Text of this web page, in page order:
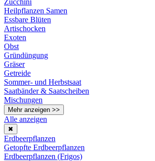
Zucchini
Heilpflanzen Samen
Essbare Blüten
Artischocken
Exoten
Obst
Gründüngung
Gräser
Getreide
Sommer- und Herbstsaat
Saatbänder & Saatscheiben
Mischungen
Mehr anzeigen >>
Alle anzeigen
✖
Erdbeerpflanzen
Getopfte Erdbeerpflanzen
Erdbeerpflanzen (Frigos)